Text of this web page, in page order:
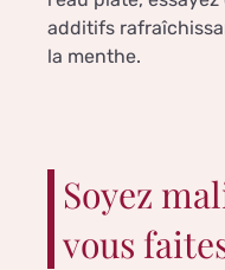
additifs
la menthe.
Soyez
vous